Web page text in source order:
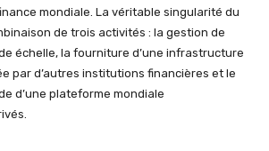
mondiale. La véritable singularité du
de trois activités : la gestion de
échelle, la fourniture d’une infrastructure
par d’autres institutions financières et le
d’une plateforme mondiale